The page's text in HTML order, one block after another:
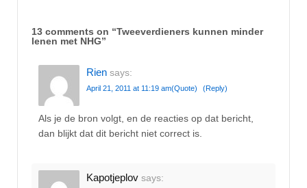
13 comments on “Tweeverdieners kunnen minder
lenen met NHG”
Rien says:
April 21, 2011 at 11:19 am(Quote) (Reply)
Als je de bron volgt, en de reacties op dat bericht,
dan blijkt dat dit bericht niet correct is.
Kapotjeplov says: